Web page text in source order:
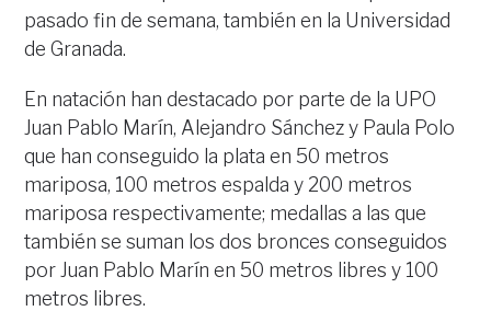
pasado fin de semana, también en la Universidad
de Granada.
En natación han destacado por parte de la UPO
Juan Pablo Marín, Alejandro Sánchez y Paula Polo
que han conseguido la plata en 50 metros
mariposa, 100 metros espalda y 200 metros
mariposa respectivamente; medallas a las que
también se suman los dos bronces conseguidos
por Juan Pablo Marín en 50 metros libres y 100
metros libres.